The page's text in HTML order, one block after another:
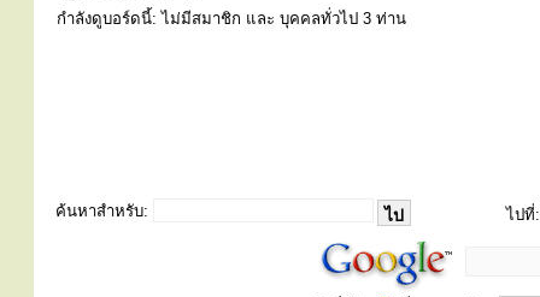
กำลังดูบอร์ดนี้: ไม่มีสมาชิก และ บุคคลทั่วไป 3 ท่าน
ค้นหาสำหรับ: ไปที่: